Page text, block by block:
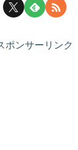
ポンサーリンク